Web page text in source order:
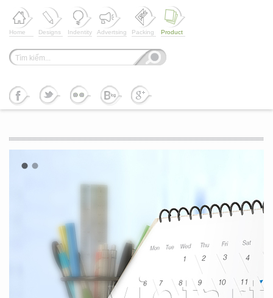
Home Designs Indentity Advertsing Packing Product